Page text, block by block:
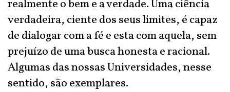
realmente o bem e a verdade. Uma ciência
verdadeira, ciente dos seus limites, é capaz
de dialogar com a fé e esta com aquela, sem
prejuízo de uma busca honesta e racional.
Algumas das nossas Universidades, nesse
sentido, são exemplares.